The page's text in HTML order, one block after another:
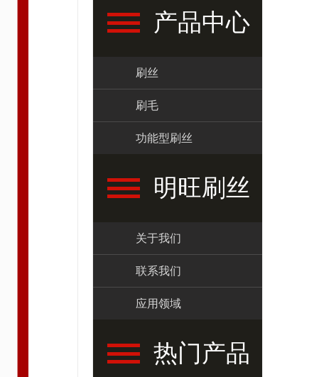
产品中心
刷丝
刷毛
功能型刷丝
明旺刷丝
关于我们
联系我们
应用领域
热门产品